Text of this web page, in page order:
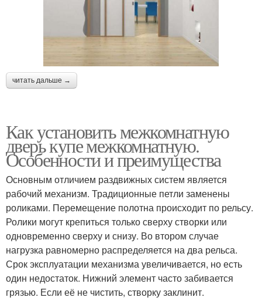
читать дальше →
Как установить межкомнатную
дверь купе межкомнатную.
Особенности и преимущества
Основным отличием раздвижных систем является
рабочий механизм. Традиционные петли заменены
роликами. Перемещение полотна происходит по рельсу.
Ролики могут крепиться только сверху створки или
одновременно сверху и снизу. Во втором случае
нагрузка равномерно распределяется на два рельса.
Срок эксплуатации механизма увеличивается, но есть
один недостаток. Нижний элемент часто забивается
грязью. Если её не чистить, створку заклинит.